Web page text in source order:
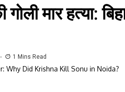
मार हत्या:
1 Mins Read